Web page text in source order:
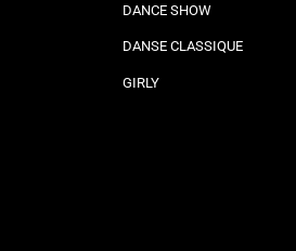
DANCE SHOW
DANSE CLASSIQUE
GIRLY